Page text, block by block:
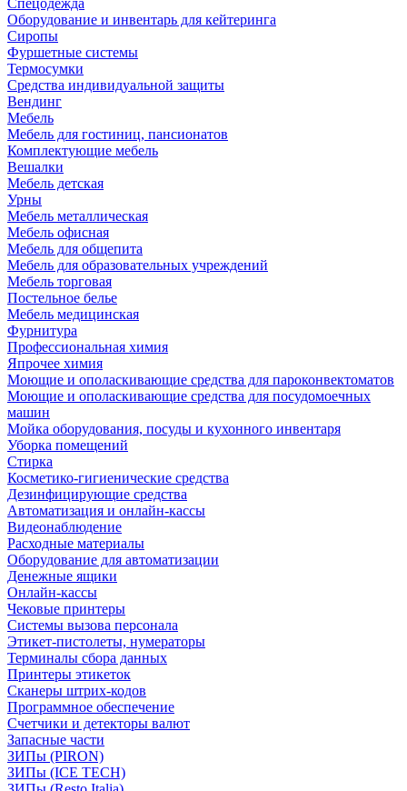
Спецодежда
Оборудование и инвентарь для кейтеринга
Сиропы
Фуршетные системы
Термосумки
Средства индивидуальной защиты
Вендинг
Мебель
Мебель для гостиниц, пансионатов
Комплектующие мебель
Вешалки
Мебель детская
Урны
Мебель металлическая
Мебель офисная
Мебель для общепита
Мебель для образовательных учреждений
Мебель торговая
Постельное белье
Мебель медицинская
Фурнитура
Профессиональная химия
Япрочее химия
Моющие и ополаскивающие средства для пароконвектоматов
Моющие и ополаскивающие средства для посудомоечных
машин
Мойка оборудования, посуды и кухонного инвентаря
Уборка помещений
Стирка
Косметико-гигиенические средства
Дезинфицирующие средства
Автоматизация и онлайн-кассы
Видеонаблюдение
Расходные материалы
Оборудование для автоматизации
Денежные ящики
Онлайн-кассы
Чековые принтеры
Системы вызова персонала
Этикет-пистолеты, нумераторы
Терминалы сбора данных
Принтеры этикеток
Сканеры штрих-кодов
Программное обеспечение
Счетчики и детекторы валют
Запасные части
ЗИПы (PIRON)
ЗИПы (ICE TECH)